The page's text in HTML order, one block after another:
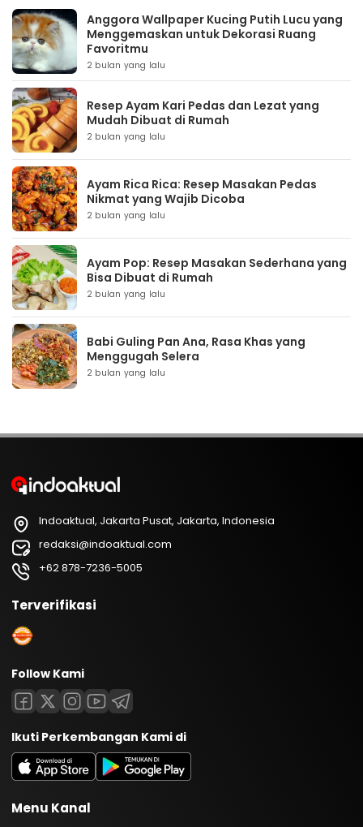
Anggora Wallpaper Kucing Putih Lucu yang
Menggemaskan untuk Dekorasi Ruang
Favoritmu
2 bulan yang lalu
Resep Ayam Kari Pedas dan Lezat yang
Mudah Dibuat di Rumah
2 bulan yang lalu
Ayam Rica Rica: Resep Masakan Pedas
Nikmat yang Wajib Dicoba
2 bulan yang lalu
Ayam Pop: Resep Masakan Sederhana yang
Bisa Dibuat di Rumah
2 bulan yang lalu
Babi Guling Pan Ana, Rasa Khas yang
Menggugah Selera
2 bulan yang lalu
Indoaktual, Jakarta Pusat, Jakarta, Indonesia
redaksi@indoaktual.com
+62 878-7236-5005
Terverifikasi
Follow Kami
Ikuti Perkembangan Kami di
Menu Kanal